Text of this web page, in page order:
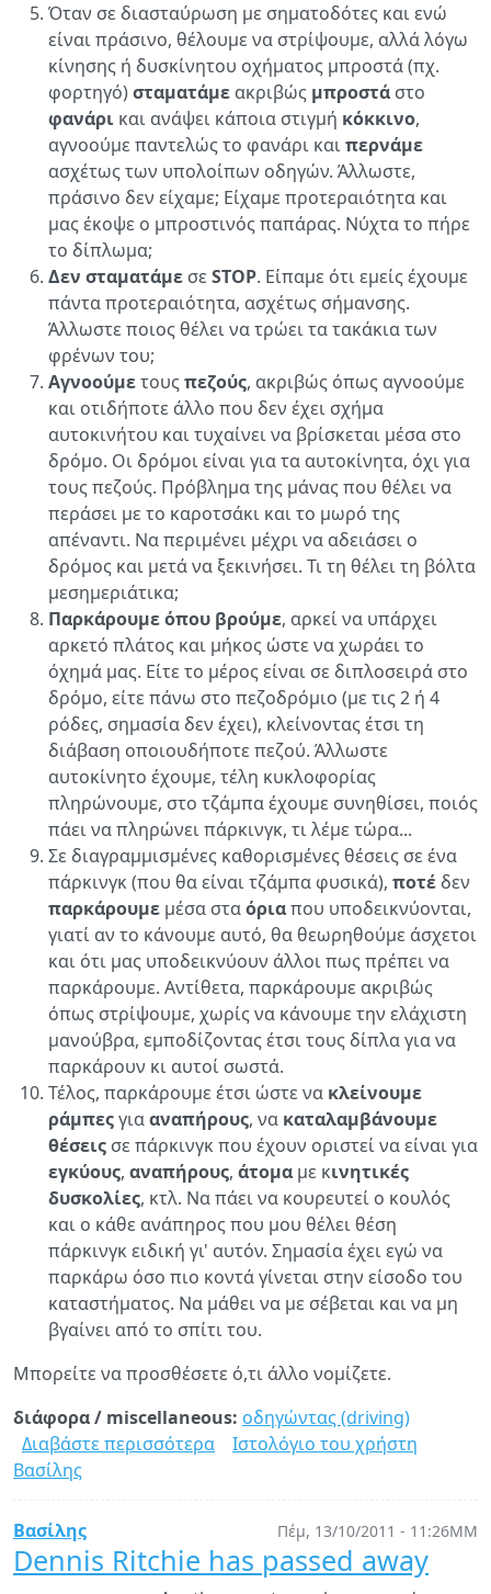
Όταν σε διασταύρωση με σηματοδότες και ενώ
είναι πράσινο, θέλουμε να στρίψουμε, αλλά λόγω
κίνησης ή δυσκίνητου οχήματος μπροστά (πχ.
φορτηγό)σταματάμε ακριβώς μπροστά στο
φανάρι και ανάψει κάποια στιγμή κόκκινο,
αγνοούμε παντελώς το φανάρι καιπερνάμε
ασχέτως των υπολοίπων οδηγών. Άλλωστε,
πράσινο δεν είχαμε; Είχαμε προτεραιότητα και
μας έκοψε ο μπροστινός παπάρας. Νύχτα το πήρε
το δίπλωμα;
Δεν σταματάμε σε STOP. Είπαμε ότι εμείς έχουμε
πάντα προτεραιότητα, ασχέτως σήμανσης.
Άλλωστε ποιος θέλει να τρώει τα τακάκια των
φρένων του;
Αγνοούμετουςπεζούς, ακριβώς όπως αγνοούμε
και οτιδήποτε άλλο που δεν έχει σχήμα
αυτοκινήτου και τυχαίνει να βρίσκεται μέσα στο
δρόμο. Οι δρόμοι είναι για τα αυτοκίνητα, όχι για
τους πεζούς. Πρόβλημα της μάνας που θέλει να
περάσει με το καροτσάκι και το μωρό της
απέναντι. Να περιμένει μέχρι να αδειάσει ο
δρόμος και μετά να ξεκινήσει. Τι τη θέλει τη βόλτα
μεσημεριάτικα;
Παρκάρουμεόπου βρούμε, αρκεί να υπάρχει
αρκετό πλάτος και μήκος ώστε να χωράει το
όχημά μας. Είτε το μέρος είναι σε διπλοσειρά στο
δρόμο, είτε πάνω στο πεζοδρόμιο (με τις 2 ή 4
ρόδες, σημασία δεν έχει), κλείνοντας έτσι τη
διάβαση οποιουδήποτε πεζού. Άλλωστε
αυτοκίνητο έχουμε, τέλη κυκλοφορίας
πληρώνουμε, στο τζάμπα έχουμε συνηθίσει, ποιός
πάει να πληρώνει πάρκινγκ, τι λέμε τώρα...
Σε διαγραμμισμένες καθορισμένες θέσεις σε ένα
πάρκινγκ (που θα είναι τζάμπα φυσικά), ποτέ δεν
παρκάρουμε μέσα σταόριαπου υποδεικνύονται,
γιατί αν το κάνουμε αυτό, θα θεωρηθούμε άσχετοι
και ότι μας υποδεικνύουν άλλοι πως πρέπει να
παρκάρουμε. Αντίθετα, παρκάρουμε ακριβώς
όπως στρίψουμε, χωρίς να κάνουμε την ελάχιστη
μανούβρα, εμποδίζοντας έτσι τους δίπλα για να
παρκάρουν κι αυτοί σωστά.
Τέλος, παρκάρουμε έτσι ώστε να κλείνουμε
ράμπεςγιααναπήρους, να καταλαμβάνουμε
θέσεις σε πάρκινγκ που έχουν οριστεί να είναι για
εγκύους, αναπήρους, άτομα με κινητικές
δυσκολίες, κτλ. Να πάει να κουρευτεί ο κουλός
και ο κάθε ανάπηρος που μου θέλει θέση
πάρκινγκ ειδική γι' αυτόν. Σημασία έχει εγώ να
παρκάρω όσο πιο κοντά γίνεται στην είσοδο του
καταστήματος. Να μάθει να με σέβεται και να μη
βγαίνει από το σπίτι του.
Μπορείτε να προσθέσετε ό,τι άλλο νομίζετε.
διάφορα / miscellaneous: οδηγώντας (driving)
Διαβάστε περισσότερα για
Έλληνα
Ιστολόγιο του χρήστη
Βασίλης
Πέμ, 13/10/2011 - 11:26ΜΜ
Βασίλης
Dennis Ritchie has passed away